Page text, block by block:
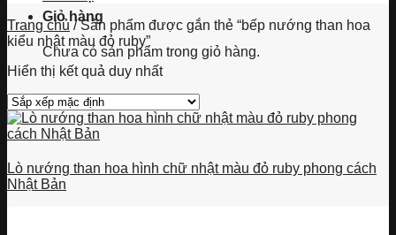
Giỏ hàng
Chưa có sản phẩm trong giỏ hàng.
Trang chủ /Sản phẩm được gắn thẻ “bếp nướng than hoa
kiểu nhật màu đỏ ruby”
Hiển thị kết quả duy nhất
Lò nướng than hoa hình chữ nhật màu đỏ ruby phong cách
Nhật Bản